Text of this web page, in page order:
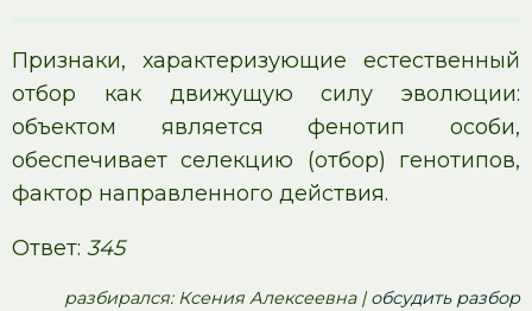
Признаки, характеризующие естественный
отбор как движущую силу эволюции:
объектом является фенотип особи,
обеспечивает селекцию (отбор) генотипов,
фактор направленного действия.
Ответ: 345
pазбирался: Ксения Алексеевна |обсудить разбор